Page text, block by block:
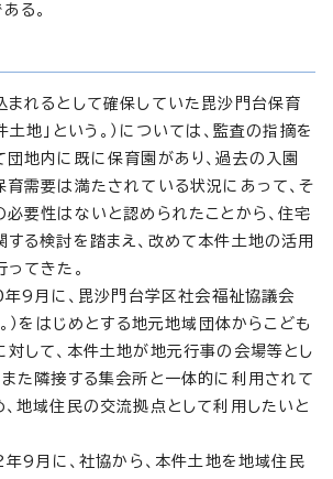
る。
れるとして確保していた毘沙門台保育
土地」という。）については、監査の指摘を
地内に既に保育園があり、過去の入園
需要は満たされている状況にあって、そ
要性はないと認められたことから、住宅
る検討を踏まえ、改めて本件土地の活用
てきた。
年9月に、毘沙門台学区社会福祉協議会
。）をはじめとする地元地域団体からこども
して、本件土地が地元行事の会場等とし
た隣接する集会所と一体的に利用されて
地域住民の交流拠点として利用したいと
年9月に、社協から、本件土地を地域住民